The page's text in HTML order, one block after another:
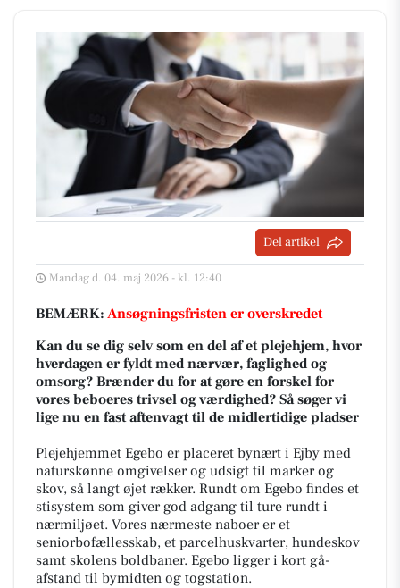
Del artikel
Mandag d. 04. maj 2026 - kl. 12:40
BEMÆRK: Ansøgningsfristen er overskredet
Kan du se dig selv som en del af et plejehjem, hvor
hverdagen er fyldt med nærvær, faglighed og
omsorg? Brænder du for at gøre en forskel for
vores beboeres trivsel og værdighed? Så søger vi
lige nu en fast aftenvagt til de midlertidige pladser
Plejehjemmet Egebo er placeret bynært i Ejby med
naturskønne omgivelser og udsigt til marker og
skov, så langt øjet rækker. Rundt om Egebo findes et
stisystem som giver god adgang til ture rundt i
nærmiljøet. Vores nærmeste naboer er et
seniorbofællesskab, et parcelhuskvarter, hundeskov
samt skolens boldbaner. Egebo ligger i kort gå-
afstand til bymidten og togstation.